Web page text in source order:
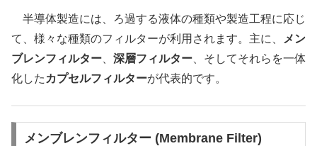
半導体製造には、ろ過する液体の種類や製造工程に応じ
て、様々な種類のフィルターが利用されます。主に、
メン
ブレンフィルター
深層フィルター 、そしてそれらを一体
化した カプセルフィルターが代表的です。
メンブレンフィルター (Membrane Filter)